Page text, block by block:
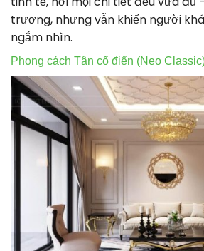
trương, nhưng vẫn khiến người
ngắm nhìn.
Phong cách Tân cổ điển (Neo